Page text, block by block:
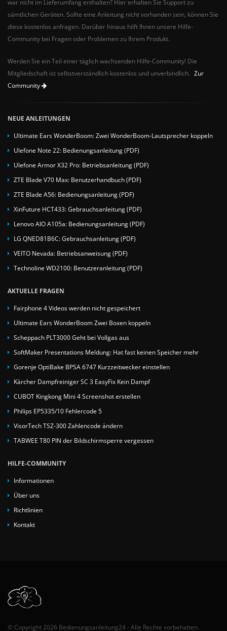
war nicht im Lieferumfang enthalten? Hier erhalten Sie Support zu
sämtlichen Geräten. Sollte eine Anleitung nicht vorhanden sein, können Sie
diese kostenlos anfragen. Darüber hinaus hilft Ihnen unsere Hilfe-
Community bei Fragen oder Problemen zu Ihrem Produkt.
Werden Sie ein Teil einer täglich wachsenden Hilfe-Community! Die
Mitgliedschaft ist selbstverständlich kostenlos und unverbindlich. Zur
Community
NEUE ANLEITUNGEN
Ultimate Ears WonderBoom: Zwei WonderBoom-Lautsprecher koppeln
Ulefone Note 22: Bedienungsanleitung (PDF)
Ulefone Armor X32 Pro: Betriebsanleitung (PDF)
ZTE Blade V70 Max: Benutzerhandbuch (PDF)
ZTE Blade A56: Bedienungsanleitung (PDF)
XinFuture HCT433: Gebrauchsanleitung (PDF)
Lenovo AIO A105a: Bedienungsanleitung (PDF)
LG QNED81B6C: Gebrauchsanleitung (PDF)
VEITO Nevada: Betriebsanweisung (PDF)
Technoline WD2100: Benutzeranleitung (PDF)
AKTUELLE FRAGEN
Fairphone 4 Videos werden nicht gespeichert
Ultimate Ears WonderBoom Zwei Boxen koppeln
Scheppach PLT3000 Geht bei Vollgas aus
SoftMaker Presentations Meldung: Hat fast keinen Speicher mehr
Gorenje OptiBake BPSA 6747 Kurzzeitwecker einstellen
Kärcher Dampfreiniger SC 3 EasyFix Kein Dampf
CUBOT Kingkong Mini 4 Screenshot erstellen
Philips EP5335/10 Fehlercode 5
VisorTech TSZ-300 Zahlencode ändern
TABWEE T80 PIN der Bildschirmsperre vergessen
HILFE-COMMUNITY
Informationen
Über uns
Richtlinien
Kontakt
© Copyright 2026 Bedienungsanleitung24 - Alle Rechte vorbehalten.